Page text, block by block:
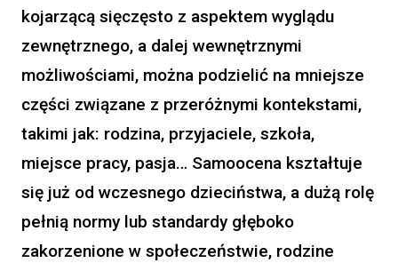
kojarzącą sięczęsto z aspektem wyglądu
zewnętrznego, a dalej wewnętrznymi
możliwościami, można podzielić na mniejsze
części związane z przeróżnymi kontekstami,
takimi jak: rodzina, przyjaciele, szkoła,
miejsce pracy, pasja… Samoocena kształtuje
się już od wczesnego dzieciństwa, a dużą rolę
pełnią normy lub standardy głęboko
zakorzenione w społeczeństwie, rodzine